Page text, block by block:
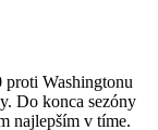
Washingtonu
Do konca sezóny
najlepším v tíme.